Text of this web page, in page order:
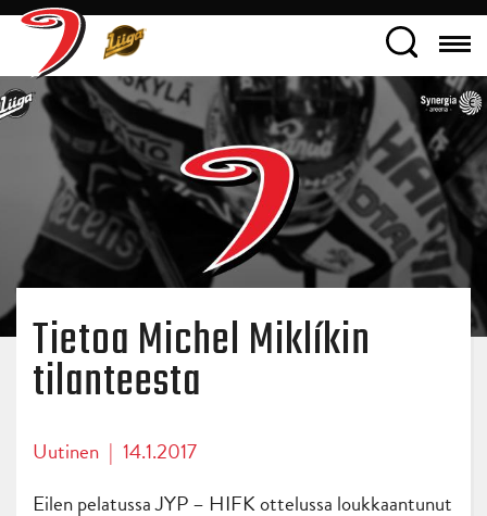
Tietoa Michel Miklíkin
tilanteesta
Uutinen | 14.1.2017
Eilen pelatussa JYP – HIFK ottelussa loukkaantunut